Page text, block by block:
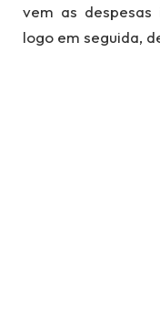
vem as despesas
logo em seguida,